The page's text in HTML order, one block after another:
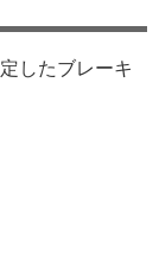
したブレーキ